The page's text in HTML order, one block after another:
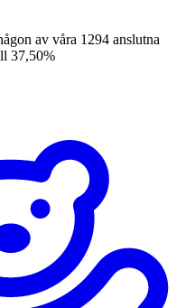
av våra 1294 anslutna
37,50%